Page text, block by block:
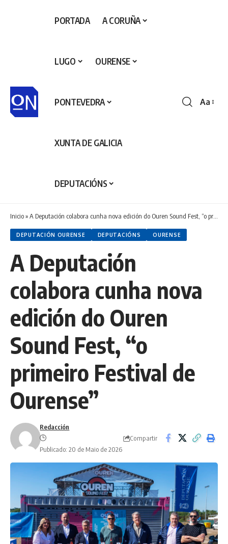
PORTADA A CORUÑA
LUGO OURENSE
PONTEVEDRA
XUNTA DE GALICIA
DEPUTACIÓNS
Aa
Inicio»A Deputación colabora cunha nova edición do Ouren Sound Fest, “o primeiro Festival de Ourense”
DEPUTACIÓN OURENSE DEPUTACIÓNS OURENSE
A Deputación
colabora cunha nova
edición do Ouren
Sound Fest, “o
primeiro Festival de
Ourense”
Redacción
Publicado: 20 de Maio de 2026
Compartir